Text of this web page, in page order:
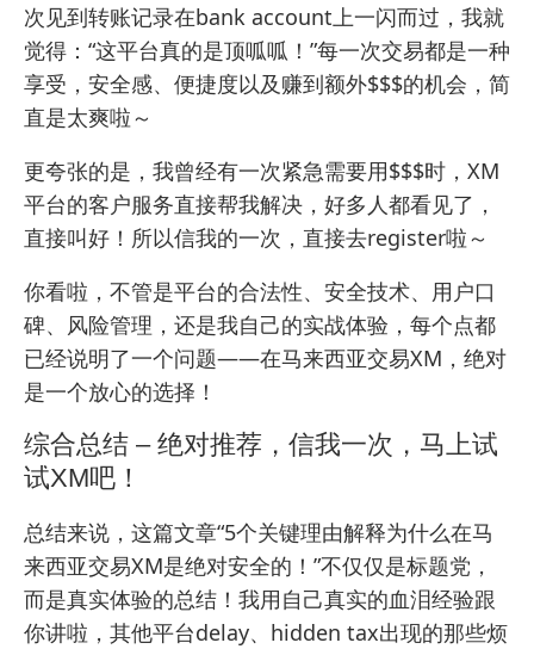
次见到转账记录在bank account上一闪而过，我就
觉得：“这平台真的是顶呱呱！”每一次交易都是一种
享受，安全感、便捷度以及赚到额外$$$的机会，简
直是太爽啦～
更夸张的是，我曾经有一次紧急需要用$$$时，XM
平台的客户服务直接帮我解决，好多人都看见了，
直接叫好！所以信我的一次，直接去register啦～
你看啦，不管是平台的合法性、安全技术、用户口
碑、风险管理，还是我自己的实战体验，每个点都
已经说明了一个问题——在马来西亚交易XM，绝对
是一个放心的选择！
综合总结 – 绝对推荐，信我一次，马上试
试XM吧！
总结来说，这篇文章“5个关键理由解释为什么在马
来西亚交易XM是绝对安全的！”不仅仅是标题党，
而是真实体验的总结！我用自己真实的血泪经验跟
你讲啦，其他平台delay、hidden tax出现的那些烦